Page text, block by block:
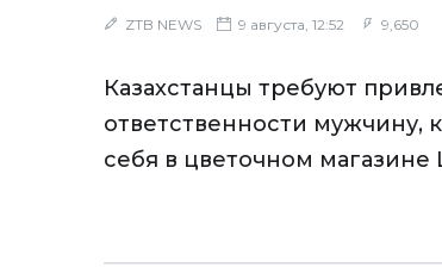
ZTB NEWS 9 августа, 12:52 9,650
Казахстанцы требуют
ответственности мужчину,
себя в цветочном